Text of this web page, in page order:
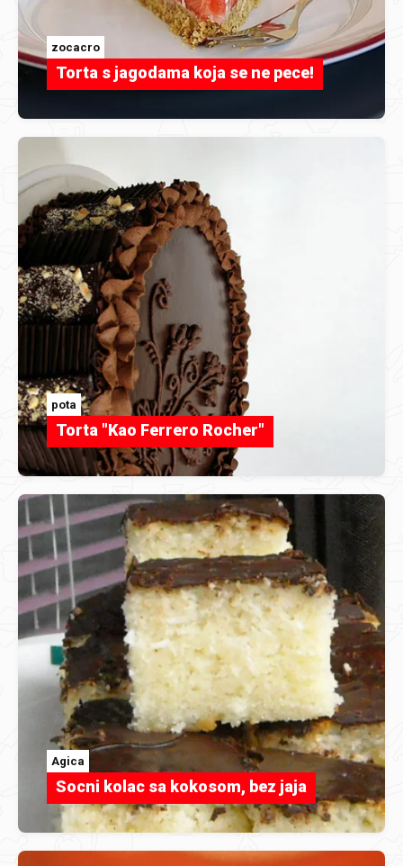
zocacro
Torta s jagodama koja se ne pece!
pota
Torta "Kao Ferrero Rocher"
Agica
Socni kolac sa kokosom, bez jaja